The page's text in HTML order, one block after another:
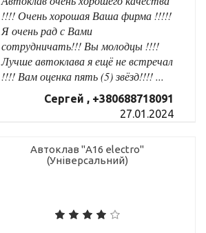
!!!! Очень хорошая Ваша фирма !!!!!
Я очень рад с Вами
сотрудничать!!! Вы молодцы !!!!
Лучше автоклава я ещё не встречал
!!!! Вам оценка пять (5) звёзд!!!! ...
Сергей , +380688718091
27.01.2024
Автоклав "А16 electro"
(Універсальний)